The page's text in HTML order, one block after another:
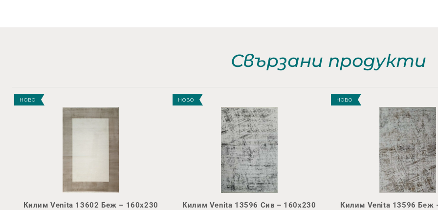
Свързани продукти
НОВО
Килим Venita 13602 Беж – 160х230
НОВО
Килим Venita 13596 Сив – 160х230
НОВО
Килим Venita 13596 Беж